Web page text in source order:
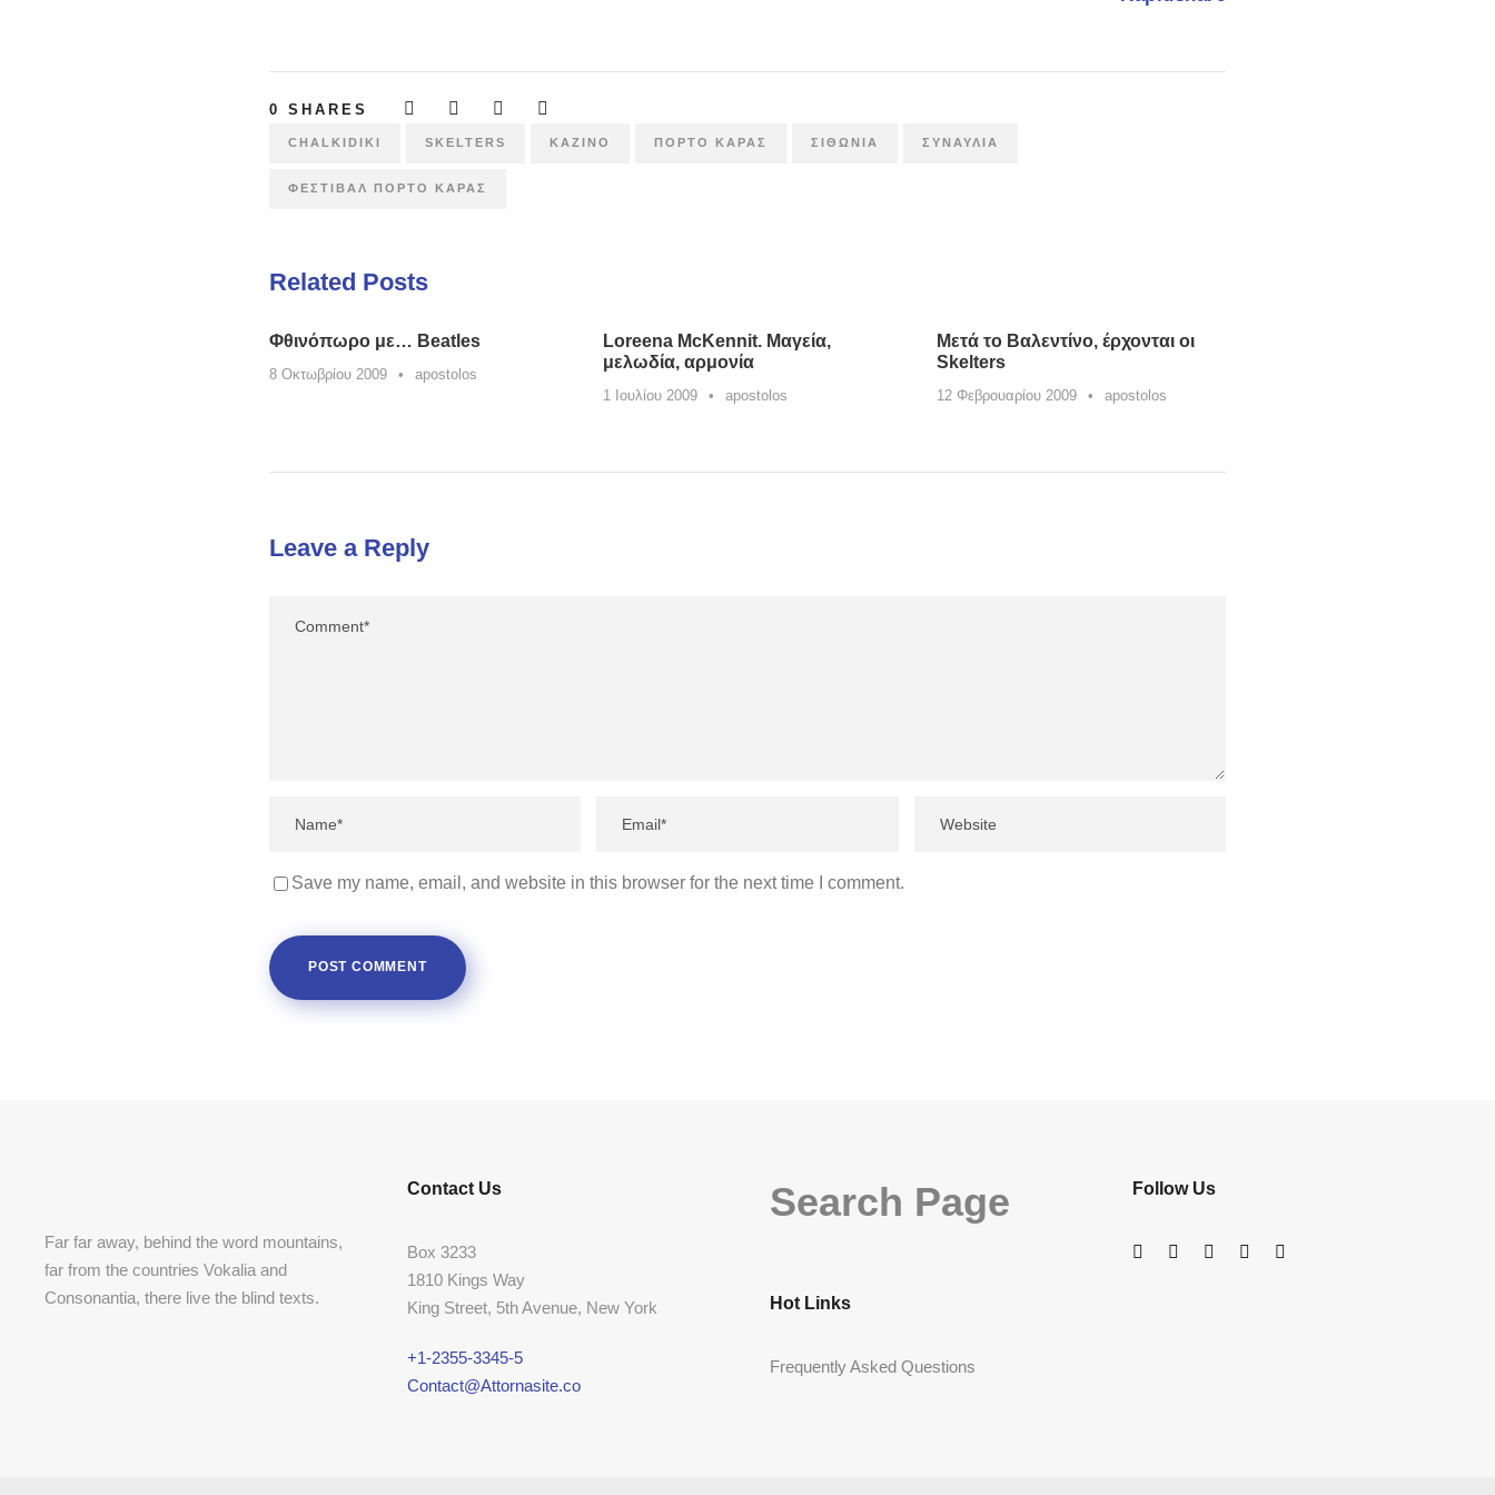
0 SHARES
CHALKIDIKI SKELTERS ΚΑΖΊΝΟ ΠΟΡΤΟ ΚΑΡΑΣ ΣΙΘΩΝΊΑ ΣΥΝΑΥΛΊΑ
ΦΕΣΤΙΒΆΛ ΠΌΡΤΟ ΚΑΡΆΣ
Related Posts
Φθινόπωρο με… Beatles
8 Οκτωβρίου 2009 • apostolos
Loreena McKennit. Μαγεία,
μελωδία, αρμονία
1 Ιουλίου 2009 • apostolos
Μετά το Βαλεντίνο, έρχονται οι
Skelters
12 Φεβρουαρίου 2009 • apostolos
Leave a Reply
Save my name, email, and website in this browser for the next time I comment.
Far far away, behind the word mountains,
far from the countries Vokalia and
Consonantia, there live the blind texts.
Contact Us
Box 3233
1810 Kings Way
King Street, 5th Avenue, New York
+1-2355-3345-5
Contact@Attornasite.co
Search Page
Hot Links
Frequently Asked Questions
Follow Us